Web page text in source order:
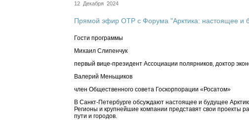
12 Декабря 2024
Прямой эфир ОТР с Форума "Арктика: настоящее и
Гости программы
Михаил Слипенчук
первый вице-президент Ассоциации полярников, доктор
Валерий Меньщиков
член Общественного совета Госкорпорации «Росатом»
В Санкт-Петербурге обсуждают настоящее и будущее
Регионы и крупнейшие компании представят свои проекты
пути и городов.